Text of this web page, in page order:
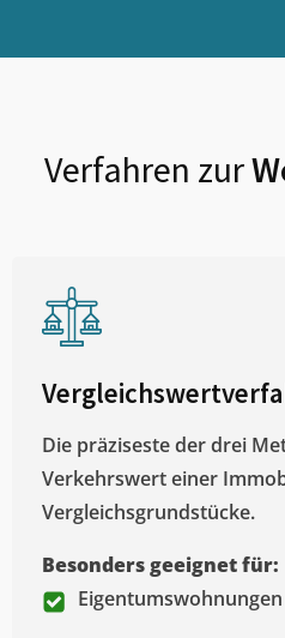
Verfahren zur
Die präziseste der drei
Verkehrswert einer
Vergleichsgrundstücke.
Besonders geeignet für:
Eigentumswohnungen